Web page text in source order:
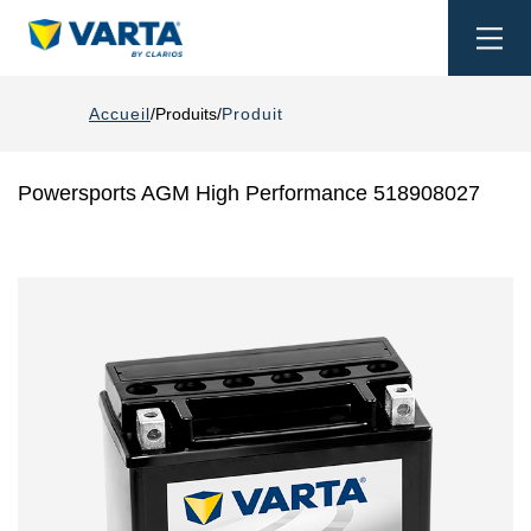
Accueil Produits Produit
Powersports AGM High Performance 518908027